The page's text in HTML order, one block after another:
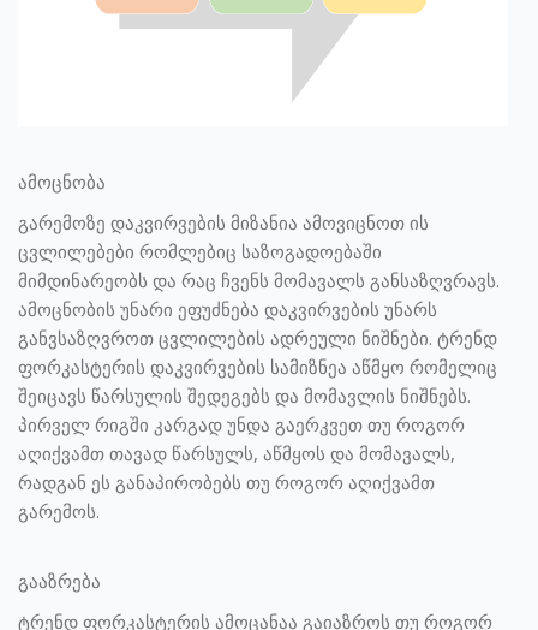
ამოცნობა
გარემოზე დაკვირვების მიზანია ამოვიცნოთ ის
ცვლილებები რომლებიც საზოგადოებაში
მიმდინარეობს და რაც ჩვენს მომავალს განსაზღვრავს.
ამოცნობის უნარი ეფუძნება დაკვირვების უნარს
განვსაზღვროთ ცვლილების ადრეული ნიშნები. ტრენდ
ფორკასტერის დაკვირვების სამიზნეა აწმყო რომელიც
შეიცავს წარსულის შედეგებს და მომავლის ნიშნებს.
პირველ რიგში კარგად უნდა გაერკვეთ თუ როგორ
აღიქვამთ თავად წარსულს, აწმყოს და მომავალს,
რადგან ეს განაპირობებს თუ როგორ აღიქვამთ
გარემოს.
გააზრება
ტრენდ ფორკასტერის ამოცანაა გაიაზროს თუ როგორ